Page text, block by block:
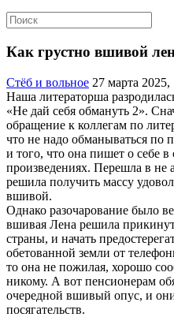
Как грустно вшивой
Стёб и вольное 27 марта 2025,
Наша литераторша
«Не дай себя обмануть 2».
обращение к коллегам по
что не надо обманываться по
и того, что она пишет о себе
произведениях. Перешла в не
решила получить массу
вшивой.
Однако разочарование было
вшивая Лена решила
страны, и начать
обетованной земли от
то она не пожилая, хорошо
никому. А вот пенсионерам
очередной вшивый опус, и
посягательств.